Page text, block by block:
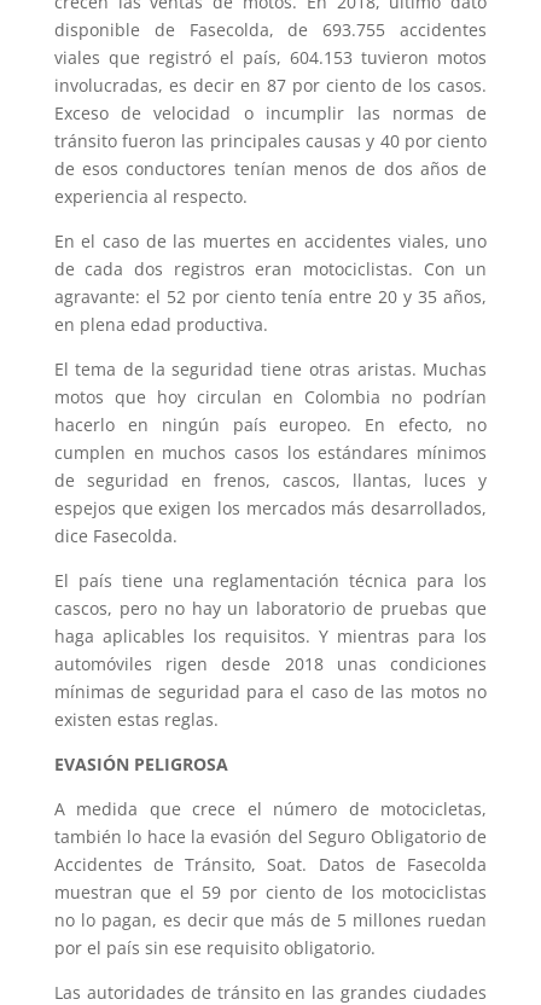
disponible de Fasecolda, de 693.755 accidentes
viales que registró el país, 604.153 tuvieron motos
involucradas, es decir en 87 por ciento de los casos.
Exceso de velocidad o incumplir las normas de
tránsito fueron las principales causas y 40 por ciento
de esos conductores tenían menos de dos años de
experiencia al respecto.
En el caso de las muertes en accidentes viales, uno
de cada dos registros eran motociclistas. Con un
agravante: el 52 por ciento tenía entre 20 y 35 años,
en plena edad productiva.
El tema de la seguridad tiene otras aristas. Muchas
motos que hoy circulan en Colombia no podrían
hacerlo en ningún país europeo. En efecto, no
cumplen en muchos casos los estándares mínimos
de seguridad en frenos, cascos, llantas, luces y
espejos que exigen los mercados más desarrollados,
dice Fasecolda.
El país tiene una reglamentación técnica para los
cascos, pero no hay un laboratorio de pruebas que
haga aplicables los requisitos. Y mientras para los
automóviles rigen desde 2018 unas condiciones
mínimas de seguridad para el caso de las motos no
existen estas reglas.
EVASIÓN PELIGROSA
A medida que crece el número de motocicletas,
también lo hace la evasión del Seguro Obligatorio de
Accidentes de Tránsito, Soat. Datos de Fasecolda
muestran que el 59 por ciento de los motociclistas
no lo pagan, es decir que más de 5 millones ruedan
por el país sin ese requisito obligatorio.
Las autoridades de tránsito en las grandes ciudades